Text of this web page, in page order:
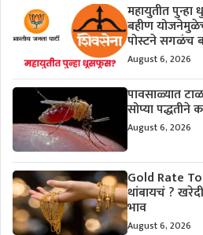
महायुतीत
बहीण
पोस्टने सगळंच
August 6, 2026
पावसाळ्यात
सोप्या पद्धतीने
August 6, 2026
Gold Rate
थांबायचं ?
भाव
August 6, 2026